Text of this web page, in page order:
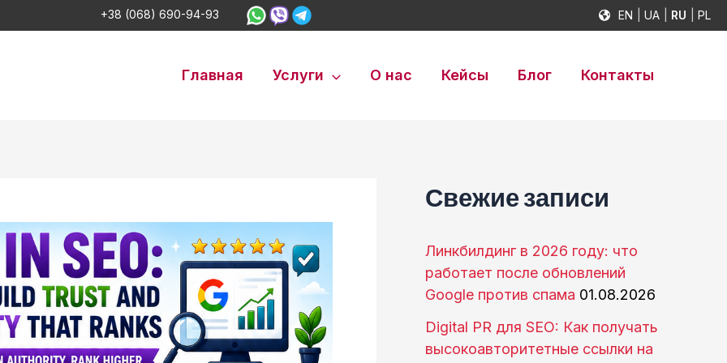
+38 (068) 690-94-93 EN UA RU PL
Главная Услуги О нас Кейсы Блог Контакты
Свежие записи
Линкбилдинг в 2026 году: что
работает после обновлений
Google против спама 01.08.2026
Digital PR для SEO: Как получать
высокоавторитетные ссылки на